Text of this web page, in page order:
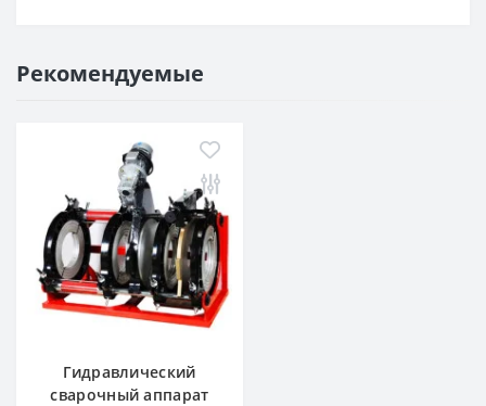
Рекомендуемые
Гидравлический
сварочный аппарат